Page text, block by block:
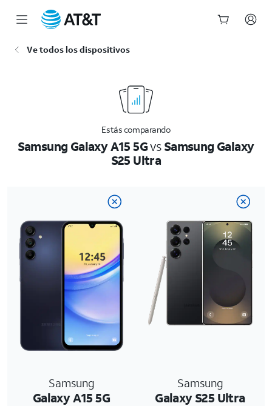
Ve todos los dispositivos
Estás comparando
Samsung Galaxy A15 5GvsSamsung Galaxy
S25 Ultra
Samsung
Galaxy A15 5G
Samsung
Galaxy S25 Ultra